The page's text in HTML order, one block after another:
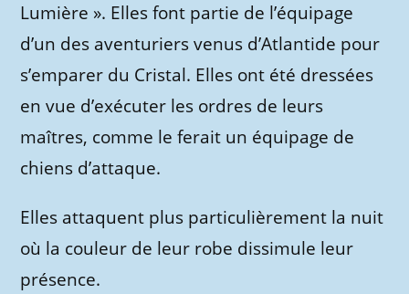
Lumière ». Elles font partie de l’équipage
d’un des aventuriers venus d’Atlantide pour
s’emparer du Cristal. Elles ont été dressées
en vue d’exécuter les ordres de leurs
maîtres, comme le ferait un équipage de
chiens d’attaque.
Elles attaquent plus particulièrement la nuit
où la couleur de leur robe dissimule leur
présence.